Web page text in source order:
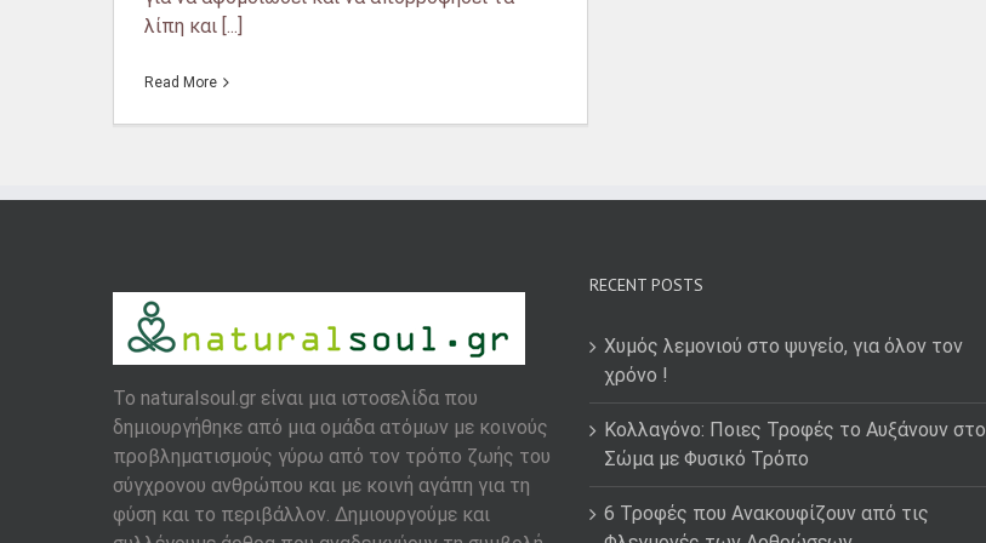
λίπη και [...]
Read More
To naturalsoul.gr είναι μια ιστοσελίδα που
δημιουργήθηκε από μια ομάδα ατόμων με κοινούς
προβληματισμούς γύρω από τον τρόπο ζωής του
σύγχρονου ανθρώπου και με κοινή αγάπη για τη
φύση και το περιβάλλον. Δημιουργούμε και
RECENT POSTS
Χυμός λεμονιού στο ψυγείο, για όλον τον
χρόνο !
Κολλαγόνο: Ποιες Τροφές το Αυξάνουν στο
Σώμα με Φυσικό Τρόπο
6 Τροφές που Ανακουφίζουν από τις